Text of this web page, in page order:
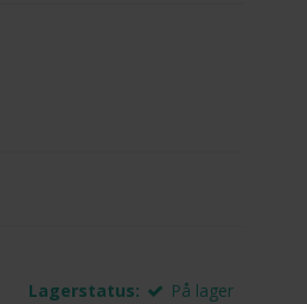
Lagerstatus:
På lager